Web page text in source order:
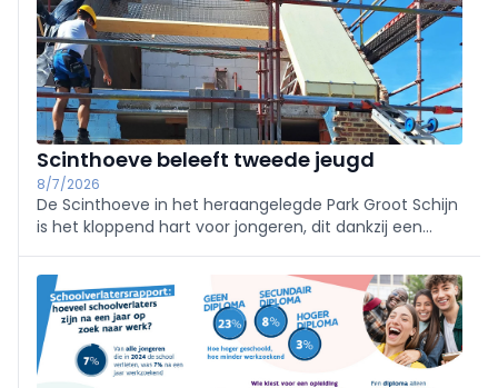
Scinthoeve beleeft tweede jeugd
8/7/2026
De Scinthoeve in het heraangelegde Park Groot Schijn
is het kloppend hart voor jongeren, dit dankzij een